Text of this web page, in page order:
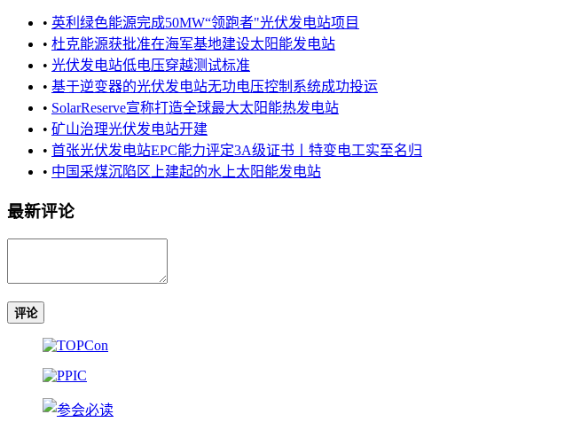
• 英利绿色能源完成50MW“领跑者"光伏发电站项目
• 杜克能源获批准在海军基地建设太阳能发电站
• 光伏发电站低电压穿越测试标准
• 基于逆变器的光伏发电站无功电压控制系统成功投运
• SolarReserve宣称打造全球最大太阳能热发电站
• 矿山治理光伏发电站开建
• 首张光伏发电站EPC能力评定3A级证书丨特变电工实至名归
• 中国采煤沉陷区上建起的水上太阳能发电站
最新评论
评论